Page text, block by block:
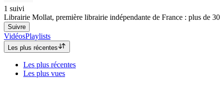
1 suivi
Librairie Mollat, première librairie indépendante de France : plus de
Suivre
VidéosPlaylists
Les plus récentes
Les plus récentes
Les plus vues